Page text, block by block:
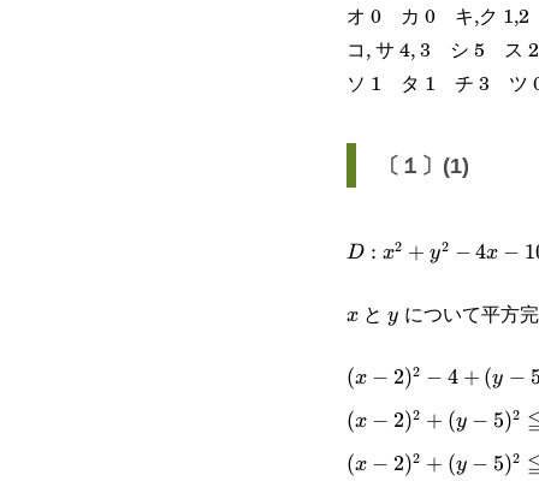
オ 0 カ 0 キ,ク
コ, サ 4, 3 シ 5 ス
ソ 1 タ 1 チ 3 ツ
〔１〕(1)
D:x^2+y^2-
D : x2 + y2 − 4x −
x
x と y
y について平方
(x-2)^2-4+
(y-5)^2-
25+4\leqq0
(x − 2)2 − 4 + (y − 5
(x-2)^2+(y-
5)^2\leqq25
(x − 2)2 + (y − 5)2
(x-2)^2+(y-
(x − 2)2 + (y − 5)2